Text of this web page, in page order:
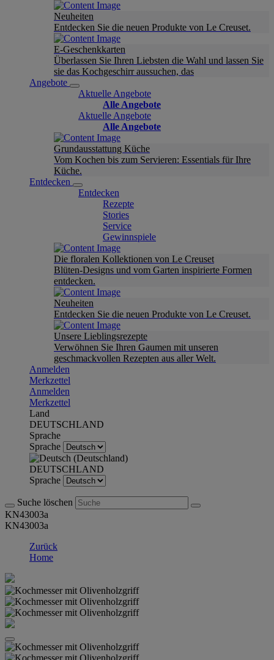
Neuheiten
Entdecken Sie die neuen Produkte von Le Creuset.
E-Geschenkkarten
Überlassen Sie Ihren Liebsten die Wahl und lassen Sie
sie das Kochgeschirr aussuchen, das
Angebote
Aktuelle Angebote
Alle Angebote
Aktuelle Angebote
Alle Angebote
Grundausstattung Küche
Vom Kochen bis zum Servieren: Essentials für Ihre
Küche.
Entdecken
Entdecken
Rezepte
Stories
Service
Gewinnspiele
Die floralen Kollektionen von Le Creuset
Blüten-Designs und vom Garten inspirierte Formen
entdecken.
Neuheiten
Entdecken Sie die neuen Produkte von Le Creuset.
Unsere Lieblingsrezepte
Verwöhnen Sie Ihren Gaumen mit unseren
geschmackvollen Rezepten aus aller Welt.
Anmelden
Merkzettel
Anmelden
Merkzettel
Land
DEUTSCHLAND
Sprache
Sprache
DEUTSCHLAND
Sprache
Suche löschen
KN43003a
KN43003a
Zurück
Home